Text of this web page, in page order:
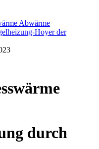
Abwärme
Hoyer der
durch